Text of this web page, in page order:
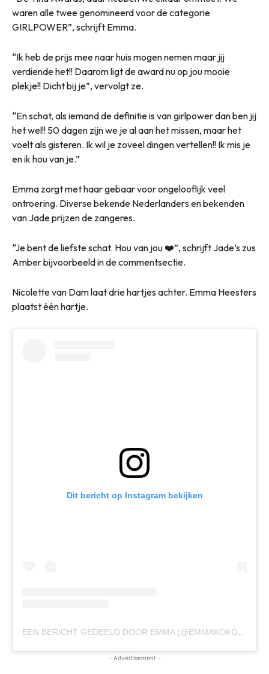
waren alle twee genomineerd voor de categorie
GIRLPOWER”, schrijft Emma.
“Ik heb de prijs mee naar huis mogen nemen maar jij
verdiende het!! Daarom ligt de award nu op jou mooie
plekje!! Dicht bij je”, vervolgt ze.
“En schat, als iemand de definitie is van girlpower dan ben jij
het wel!! 50 dagen zijn we je al aan het missen, maar het
voelt als gisteren. Ik wil je zoveel dingen vertellen!! Ik mis je
en ik hou van je.”
Emma zorgt met haar gebaar voor ongelooflijk veel
ontroering. Diverse bekende Nederlanders en bekenden
van Jade prijzen de zangeres.
“Je bent de liefste schat. Hou van jou ❤️”, schrijft Jade’s zus
Amber bijvoorbeeld in de commentsectie.
Nicolette van Dam laat drie hartjes achter. Emma Heesters
plaatst één hartje.
Dit bericht op Instagram bekijken
EEN BERICHT GEDEELD DOOR EMMA (@EMMAKOKOFFICIAL)
- Advertisement -